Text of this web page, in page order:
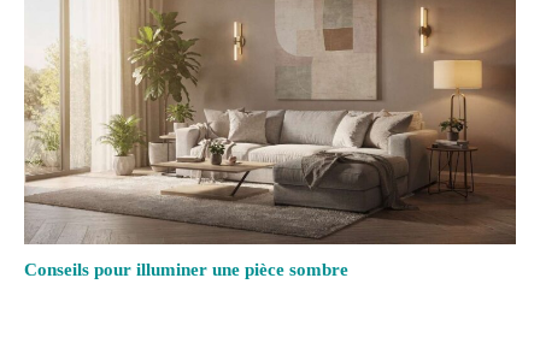
Conseils pour illuminer une pièce sombre